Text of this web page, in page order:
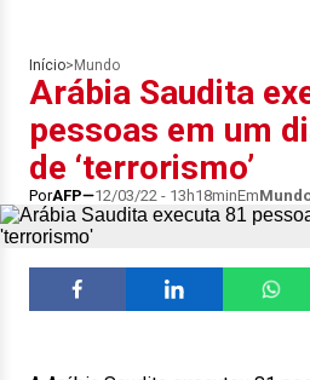
Início> Mundo
Arábia Saudita
pessoas em um
de ‘terrorismo’
PorAFP 12/03/22 - 13h18minEm